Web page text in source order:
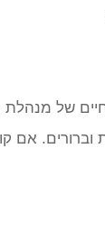
של מנהלת
וברורים. אם